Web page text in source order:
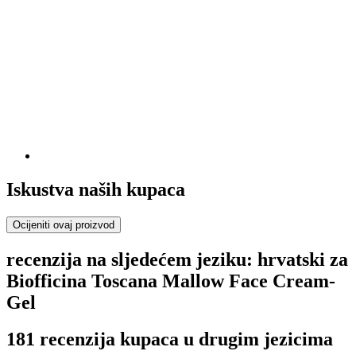
Iskustva naših kupaca
Ocijeniti ovaj proizvod
recenzija na sljedećem jeziku: hrvatski za
Biofficina Toscana Mallow Face Cream-
Gel
181 recenzija kupaca u drugim jezicima